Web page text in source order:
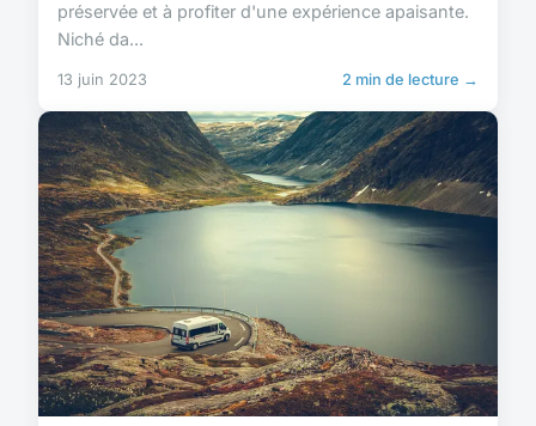
préservée et à profiter d'une expérience apaisante.
Niché da...
13 juin 2023 2 min de lecture →